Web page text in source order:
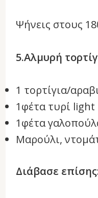
Ψήνεις στους
5.Αλμυρή
1 τορτίγια/
1φέτα τυρί light
1φέτα
Μαρούλι,
Διάβασε